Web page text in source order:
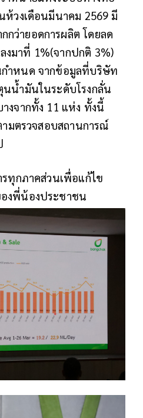
ห้วงเดือนมีนาคม 2569 มี
กว่ายอดการผลิต โดยลด
มาที่ 1%(จากปกติ 3%)
กำหนด จากข้อมูลที่บริษัท
นน้ำมันในระดับโรงกลั่น
งจากทั้ง 11 แห่ง ทั้งนี้
มตรวจสอบสถานการณ์
ทุกภาคส่วนเพื่อแก้ไข
งพี่น้องประชาชน